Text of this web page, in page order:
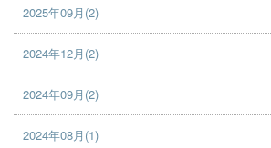
2025年09月(2)
2024年12月(2)
2024年09月(2)
2024年08月(1)